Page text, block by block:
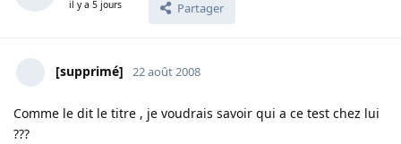
il y a 5 jours Partager
[supprimé] 22 août 2008
Comme le dit le titre , je voudrais savoir qui a ce test chez lui
???